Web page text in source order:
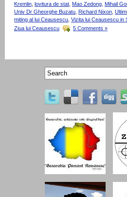
Kremlin, lovitura de stat, Mao Zedong, Mihail
Univ Dr Gheorghe Buzatu, Richard Nixon,
miting al lui Ceausescu, Vizita lui Ceausescu in
Ziua lui Ceausescu
5 Comments »